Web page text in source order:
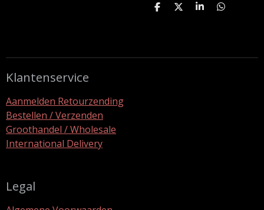
D
D
S
D
Klantenservice
Aanmelden Retourzending
Bestellen / Verzenden
Groothandel / Wholesale
International Delivery
Legal